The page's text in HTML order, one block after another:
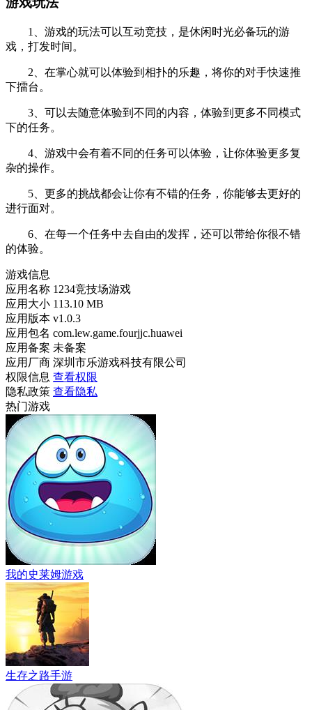
1、游戏的玩法可以互动竞技，是休闲时光必备玩的游
戏，打发时间。
2、在掌心就可以体验到相扑的乐趣，将你的对手快速推
下擂台。
3、可以去随意体验到不同的内容，体验到更多不同模式
下的任务。
4、游戏中会有着不同的任务可以体验，让你体验更多复
杂的操作。
5、更多的挑战都会让你有不错的任务，你能够去更好的
进行面对。
6、在每一个任务中去自由的发挥，还可以带给你很不错
的体验。
游戏信息
应用名称 1234竞技场游戏
应用大小 113.10 MB
应用版本 v1.0.3
应用包名 com.lew.game.fourjjc.huawei
应用备案 未备案
应用厂商 深圳市乐游戏科技有限公司
权限信息 查看权限
隐私政策 查看隐私
热门游戏
我的史莱姆游戏
生存之路手游